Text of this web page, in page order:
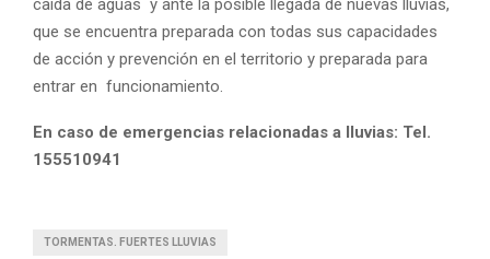
que se encuentra preparada con todas sus capacidades
de acción y prevención en el territorio y preparada para
entrar en funcionamiento.
En caso de emergencias relacionadas a lluvias: Tel.
155510941
TORMENTAS. FUERTES LLUVIAS